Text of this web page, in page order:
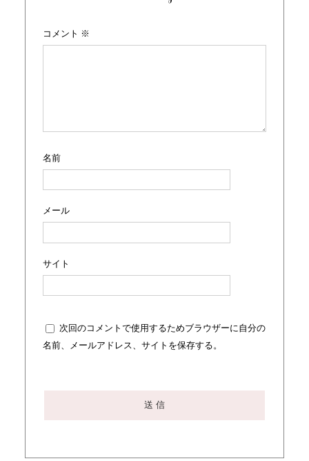
コメント ※
名前
メール
サイト
次回のコメントで使用するためブラウザーに自分の
名前、メールアドレス、サイトを保存する。